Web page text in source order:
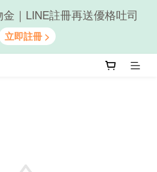
選6組$899
｜LINE註冊再送優格吐司